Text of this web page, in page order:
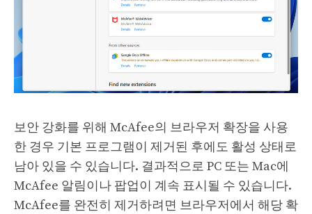
보안 강화를 위해 McAfee의 브라우저 확장을 사용
한 경우 기본 프로그램이 제거된 후에도 활성 상태로
남아 있을 수 있습니다. 결과적으로 PC 또는 Mac에
McAfee 알림이나 팝업이 계속 표시될 수 있습니다.
McAfee를 완전히 제거하려면 브라우저에서 해당 확